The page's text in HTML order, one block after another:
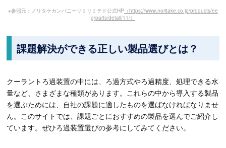
※参照元：ノリタケカンパニーリミリミテド公式HP （https://www.noritake.co.jp/products/ee
g/parts/detail/11/）
課題解決ができる正しい製品選びとは？
クーラントろ過装置の中には、ろ過方式やろ過精度、処理できる水
量など、さまざまな種類があります。これらの中から導入する製品
を選ぶためには、自社の課題に適したものを選ばなければなりませ
ん。このサイトでは、課題ごとにおすすめの製品を選んでご紹介し
ています。ぜひろ過装置選びの参考にしてみてください。